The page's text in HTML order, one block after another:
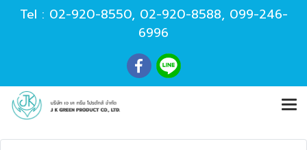
Tel : 02-920-8550, 02-920-8588, 099-246-
6996